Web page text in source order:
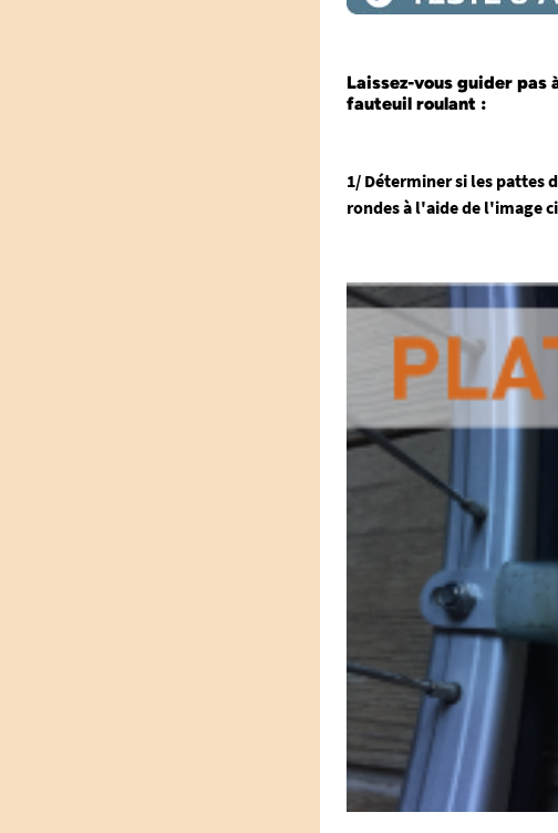
Laissez-vous guider pas
fauteuil roulant :
1/ Déterminer si les pattes
rondes à l'aide de l'image